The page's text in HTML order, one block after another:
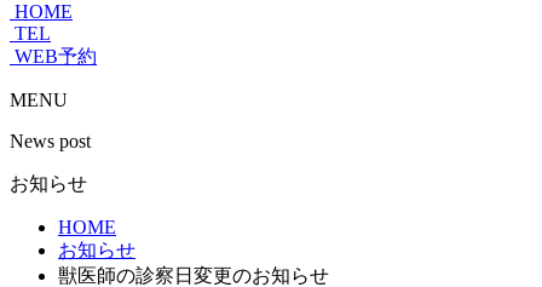
HOME
TEL
WEB予約
MENU
News post
お知らせ
HOME
お知らせ
獣医師の診察日変更のお知らせ